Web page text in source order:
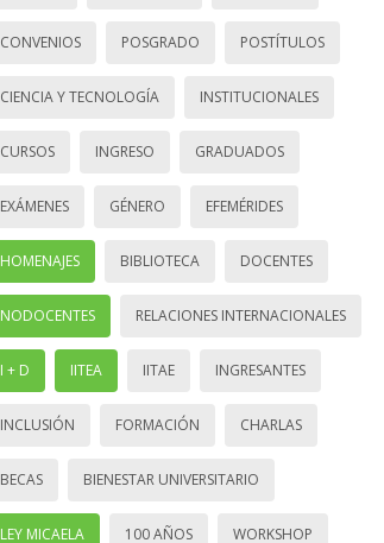
CONVENIOS POSGRADO POSTÍTULOS
CIENCIA Y TECNOLOGÍA INSTITUCIONALES
CURSOS INGRESO GRADUADOS
EXÁMENES GÉNERO EFEMÉRIDES
HOMENAJES BIBLIOTECA DOCENTES
NODOCENTES RELACIONES INTERNACIONALES
I + D IITEA IITAE INGRESANTES
INCLUSIÓN FORMACIÓN CHARLAS
BECAS BIENESTAR UNIVERSITARIO
LEY MICAELA 100 AÑOS WORKSHOP